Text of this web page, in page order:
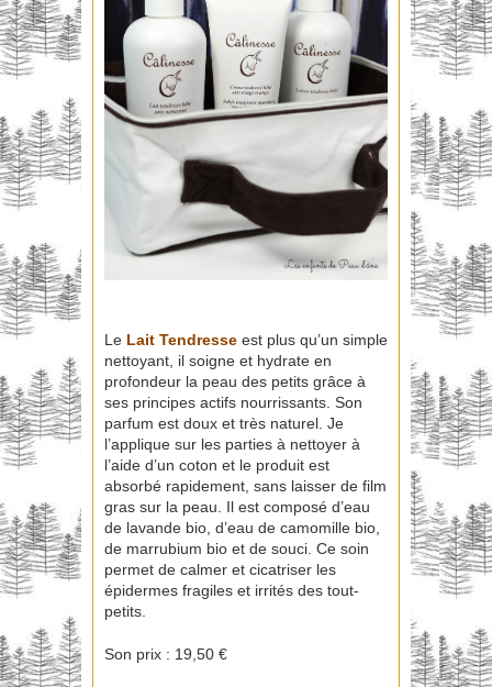
Le Lait Tendresse est plus qu’un simple
nettoyant, il soigne et hydrate en
profondeur la peau des petits grâce à
ses principes actifs nourrissants. Son
parfum est doux et très naturel. Je
l’applique sur les parties à nettoyer à
l’aide d’un coton et le produit est
absorbé rapidement, sans laisser de film
gras sur la peau. Il est composé d’eau
de lavande bio, d’eau de camomille bio,
de marrubium bio et de souci. Ce soin
permet de calmer et cicatriser les
épidermes fragiles et irrités des tout-
petits.
Son prix : 19,50 €